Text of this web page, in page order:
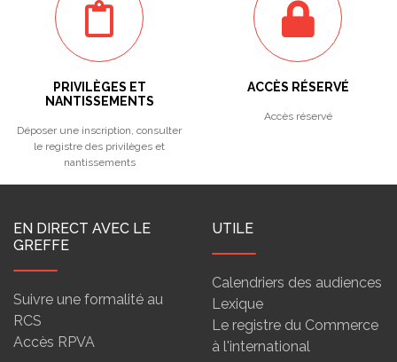
PRIVILÈGES ET
NANTISSEMENTS
Déposer une inscription, consulter
le registre des privilèges et
nantissements
ACCÈS RÉSERVÉ
Accès réservé
EN DIRECT AVEC LE
GREFFE
Suivre une formalité au
RCS
Accès RPVA
UTILE
Calendriers des audiences
Lexique
Le registre du Commerce
à l'international